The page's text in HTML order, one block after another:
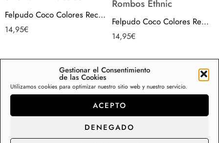
Gestionar el Consentimiento
de las Cookies
Utilizamos cookies para optimizar nuestro sitio web y nuestro servicio.
ACEPTO
DENEGADO
Felpudo Coco Colores Rectangular Antideslizante entrada casa piso puerta interior exterior – Macetas
14,95€
Rombos Ethnic
Felpudo Coco Colores Rectangular Antideslizante entrada casa piso puerta interior exterior – Rombos Ethnic
14,95€
¡Envío
Gratis!